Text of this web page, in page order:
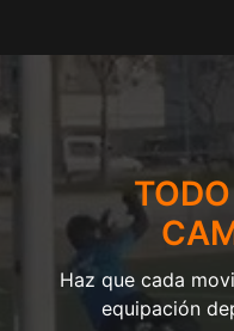
Haz que cada
equipación